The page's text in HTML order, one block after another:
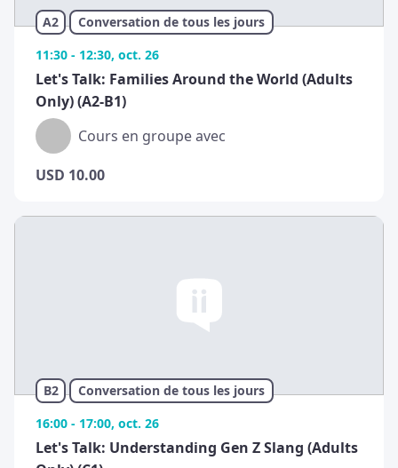
A2
Conversation de tous les jours
11:30 - 12:30, oct. 26
Let's Talk: Families Around the World (Adults
Only) (A2-B1)
Cours en groupe avec
USD 10.00
B2
Conversation de tous les jours
16:00 - 17:00, oct. 26
Let's Talk: Understanding Gen Z Slang (Adults